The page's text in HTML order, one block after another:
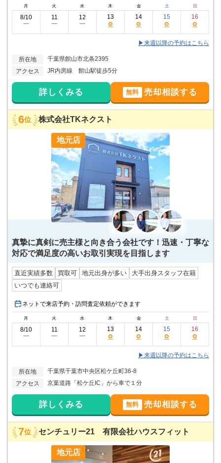
月 火 水 木 金 土 日
8/10
ー
11
ー
12
ー
13
○
14
○
15
○
16
○
▶来週以降の予約はこちら
所在地
千葉県館山市北条2395
アクセス
JR内房線 館山駅徒歩5分
詳しくみる 無料 売却相談する
6位 株式会社TKネクスト
地元店
真摯に真剣に売主様と向き合う会社です！迅速・丁寧な
対応で満足度の高いお取引実現を目指します
直近実績多数 買取可 地元出身が多い
大手出身スタッフ在籍
いつでも連絡可
ネットで来店予約・訪問査定依頼ができます
月 火 水 木 金 土 日
8/10
ー
11
ー
12
ー
13
○
14
○
15
○
16
○
▶来週以降の予約はこちら
所在地
千葉県千葉市中央区松ケ丘町36-8
アクセス
京葉道路「松ケ丘IC」から車で１分
詳しくみる 無料 売却相談する
7位 センチュリー21 有限会社ハウスフィット
地元店